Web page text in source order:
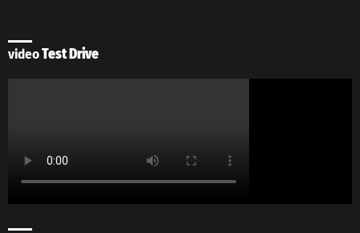
videoTest Drive